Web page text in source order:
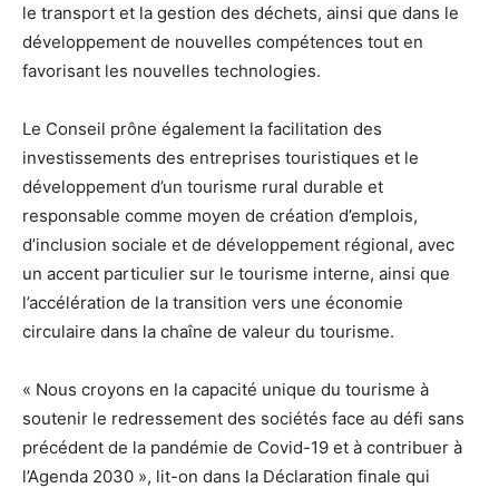
le transport et la gestion des déchets, ainsi que dans le
développement de nouvelles compétences tout en
favorisant les nouvelles technologies.
Le Conseil prône également la facilitation des
investissements des entreprises touristiques et le
développement d’un tourisme rural durable et
responsable comme moyen de création d’emplois,
d’inclusion sociale et de développement régional, avec
un accent particulier sur le tourisme interne, ainsi que
l’accélération de la transition vers une économie
circulaire dans la chaîne de valeur du tourisme.
« Nous croyons en la capacité unique du tourisme à
soutenir le redressement des sociétés face au défi sans
précédent de la pandémie de Covid-19 et à contribuer à
l’Agenda 2030 », lit-on dans la Déclaration finale qui